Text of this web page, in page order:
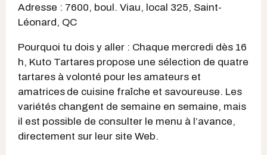
Adresse : 7600, boul. Viau, local 325, Saint-
Léonard, QC
Pourquoi tu dois y aller : Chaque mercredi dès 16
h, Kuto Tartares propose une sélection de quatre
tartares à volonté pour les amateurs et
amatrices de cuisine fraîche et savoureuse. Les
variétés changent de semaine en semaine, mais
il est possible de consulter le menu à l’avance,
directement sur leur site Web.